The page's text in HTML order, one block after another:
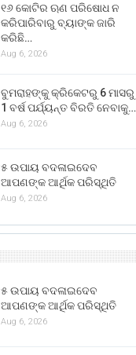
୧୬ କୋଟିର ଋଣ ପରିଷୋଧ ନ
କରିପାରିବାରୁ ବ୍ୟାଙ୍କ ଜାରି
କରିଛି…
Aug 6, 2026
ବୁମରାହଙ୍କୁ କ୍ରିକେଟରୁ 6 ମାସରୁ
1 ବର୍ଷ ପର୍ଯ୍ୟନ୍ତ ବିରତି ନେବାକୁ…
Aug 6, 2026
୫ ଉପାୟ ବଦଳାଇଦେବ
ଆପଣଙ୍କ ଆର୍ଥିକ ପରିସ୍ଥିତି
Aug 6, 2026
୫ ଉପାୟ ବଦଳାଇଦେବ
ଆପଣଙ୍କ ଆର୍ଥିକ ପରିସ୍ଥିତି
Aug 6, 2026